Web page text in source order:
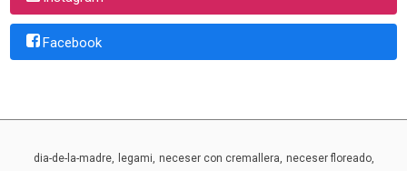
Facebook
dia-de-la-madre legami neceser con cremallera neceser floreado